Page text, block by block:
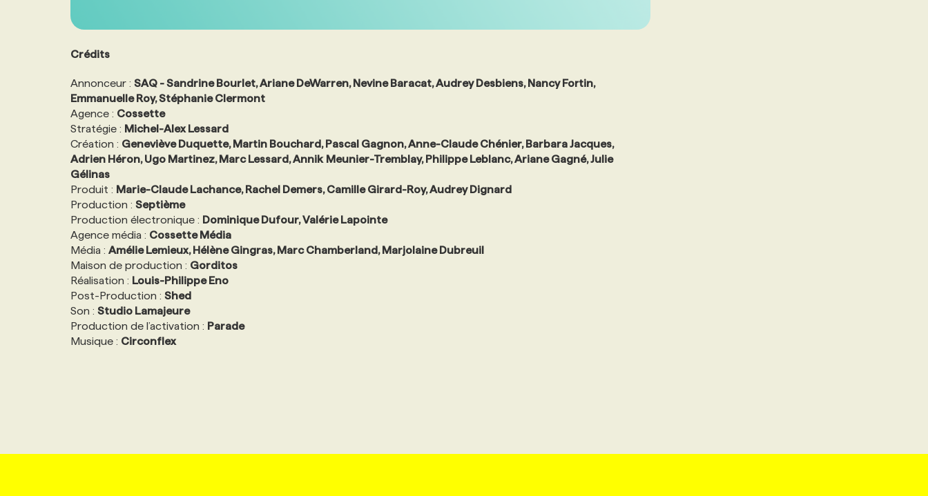
Crédits
Annonceur : SAQ - Sandrine Bourlet, Ariane DeWarren, Nevine Baracat, Audrey Desbiens, Nancy Fortin,
Emmanuelle Roy, Stéphanie Clermont
Agence : Cossette
Stratégie : Michel-Alex Lessard
Création : Geneviève Duquette, Martin Bouchard, Pascal Gagnon, Anne-Claude Chénier, Barbara Jacques,
Adrien Héron, Ugo Martinez, Marc Lessard, Annik Meunier-Tremblay, Philippe Leblanc, Ariane Gagné, Julie
Gélinas
Produit : Marie-Claude Lachance, Rachel Demers, Camille Girard-Roy, Audrey Dignard
Production : Septième
Production électronique : Dominique Dufour, Valérie Lapointe
Agence média : Cossette Média
Média : Amélie Lemieux, Hélène Gingras, Marc Chamberland, Marjolaine Dubreuil
Maison de production : Gorditos
Réalisation : Louis-Philippe Eno
Post-Production : Shed
Son : Studio Lamajeure
Production de l’activation : Parade
Musique : Circonflex